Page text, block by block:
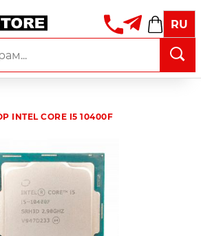
RU
INTEL CORE I5 10400F